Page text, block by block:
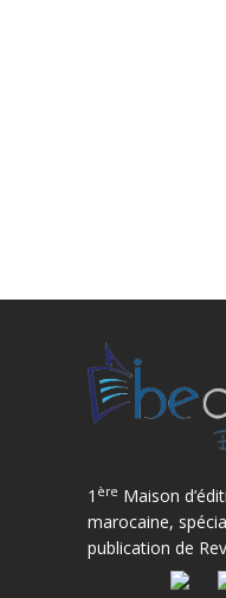
1 ère Maison
marocaine,
publication de